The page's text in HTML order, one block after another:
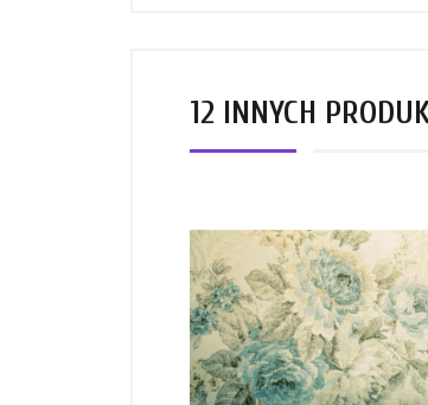
12 INNYCH